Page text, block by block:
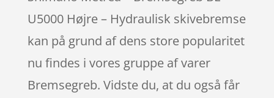
U5000 Højre – Hydraulisk skivebremse
kan på grund af dens store popularitet
nu findes i vores gruppe af varer
Bremsegreb. Vidste du, at du også får